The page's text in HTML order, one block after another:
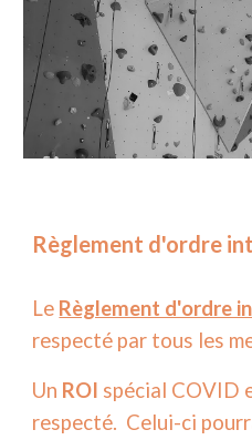
Règlement d'ordre
Le Règlement d'ordre
respecté par tous les
Un ROI spécial COVID
respecté. Celui-ci